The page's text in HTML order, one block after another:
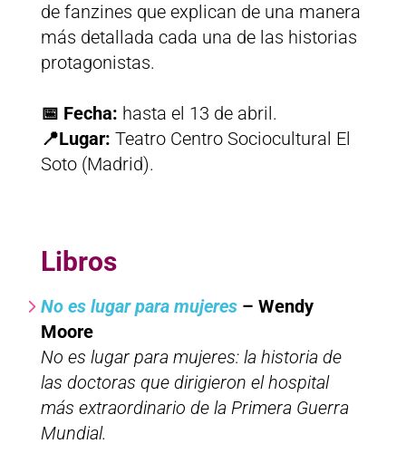
de fanzines que explican de una manera
más detallada cada una de las historias
protagonistas.
📅 Fecha: hasta el 13 de abril.
📍Lugar: Teatro Centro Sociocultural El
Soto (Madrid).
Libros
No es lugar para mujeres – Wendy
Moore
No es lugar para mujeres: la historia de
las doctoras que dirigieron el hospital
más extraordinario de la Primera Guerra
Mundial.